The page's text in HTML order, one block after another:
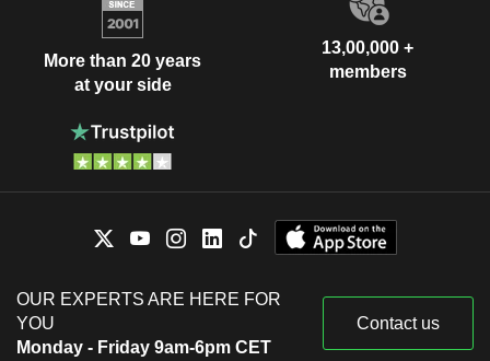
More than 20 years
at your side
13,00,000 +
members
OUR EXPERTS ARE HERE FOR
YOU
Monday - Friday 9am-6pm CET
Contact us